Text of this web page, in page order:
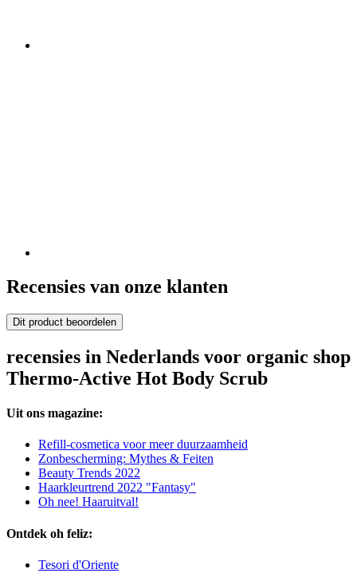
Recensies van onze klanten
Dit product beoordelen
recensies in Nederlands voor organic shop
Thermo-Active Hot Body Scrub
Uit ons magazine:
Refill-cosmetica voor meer duurzaamheid
Zonbescherming: Mythes & Feiten
Beauty Trends 2022
Haarkleurtrend 2022 "Fantasy"
Oh nee! Haaruitval!
Ontdek oh feliz:
Tesori d'Oriente